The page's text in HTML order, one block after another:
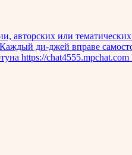
авторских или
ди-джей вправе
https://